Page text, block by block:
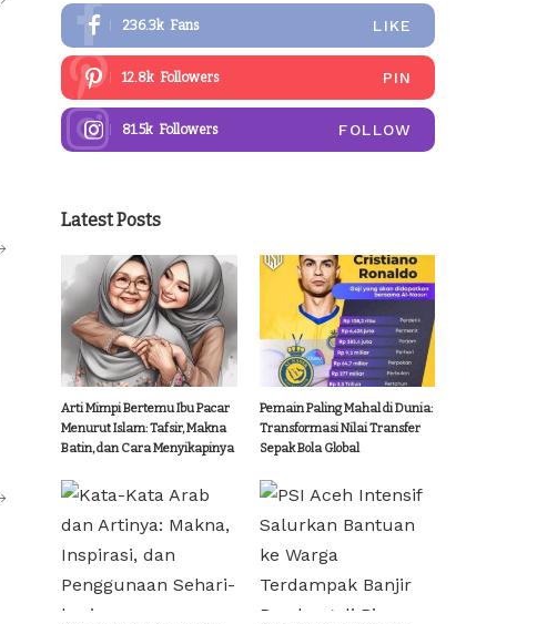
236.3k Fans LIKE
12.8k Followers PIN
81.5k Followers FOLLOW
Latest Posts
Arti Mimpi Bertemu Ibu Pacar
Menurut Islam: Tafsir, Makna
Batin, dan Cara Menyikapinya
Pemain Paling Mahal di Dunia:
Transformasi Nilai Transfer
Sepak Bola Global